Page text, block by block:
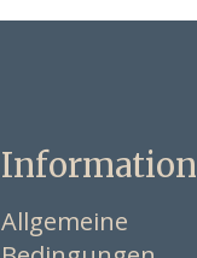
Information
Allgemeine